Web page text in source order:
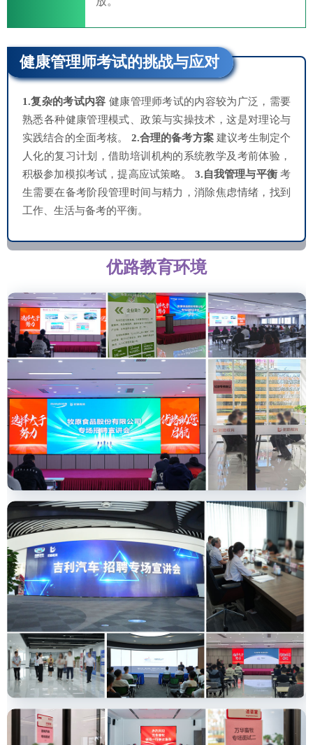
健康管理师考试的挑战与应对
1.复杂的考试内容 健康管理师考试的内容较为广泛，需要
熟悉各种健康管理模式、政策与实操技术，这是对理论与
实践结合的全面考核。 2.合理的备考方案建议考生制定个
人化的复习计划，借助培训机构的系统教学及考前体验，
积极参加模拟考试，提高应试策略。 3.自我管理与平衡考
生需要在备考阶段管理时间与精力，消除焦虑情绪，找到
工作、生活与备考的平衡。
优路教育环境